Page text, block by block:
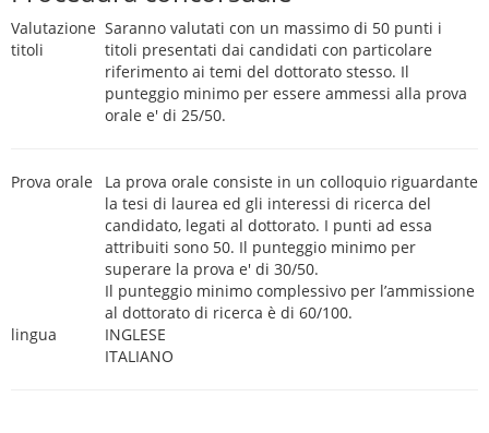
Valutazione
titoli
Saranno valutati con un massimo di 50 punti i
titoli presentati dai candidati con particolare
riferimento ai temi del dottorato stesso. Il
punteggio minimo per essere ammessi alla prova
orale e' di 25/50.
Prova orale
La prova orale consiste in un colloquio riguardante
la tesi di laurea ed gli interessi di ricerca del
candidato, legati al dottorato. I punti ad essa
attribuiti sono 50. Il punteggio minimo per
superare la prova e' di 30/50.
Il punteggio minimo complessivo per l’ammissione
al dottorato di ricerca è di 60/100.
lingua
INGLESE
ITALIANO